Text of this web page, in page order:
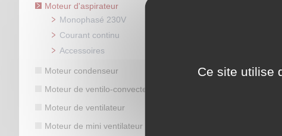
Moteur d'aspirateur
Monophasé 230V
Courant continu
Accessoires
Moteur condenseur
Moteur de ventilo-convecteur
Moteur de ventilateur
Moteur de mini ventilateur
Ce site utilise